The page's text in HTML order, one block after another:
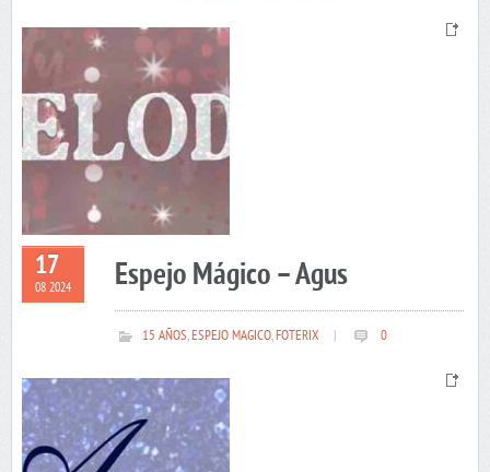
17
08 2024 Espejo Mágico – Agus
15 AÑOS,ESPEJO MAGICO,FOTERIX 0